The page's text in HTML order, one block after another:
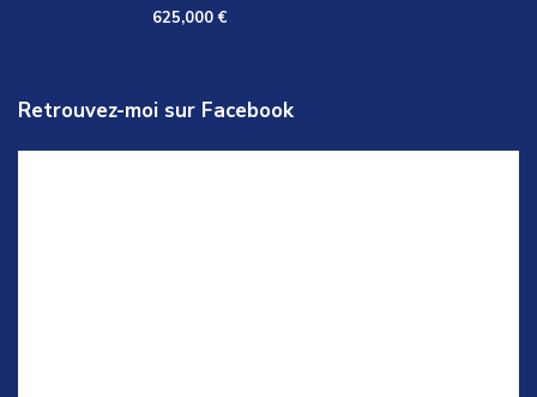
625,000 €
Retrouvez-moi sur Facebook